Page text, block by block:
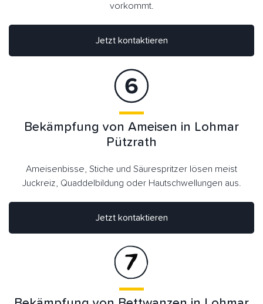
vorkommt.
Jetzt kontaktieren
Jetzt kontaktieren
Bekämpfung von Ameisen in Lohmar
Pützrath
Ameisenbisse, Stiche und Säurespritzer lösen meist
Juckreiz, Quaddelbildung oder Hautschwellungen aus.